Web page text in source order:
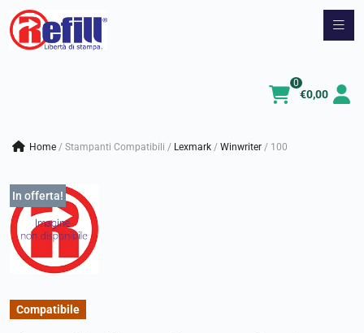
Vai
€0,00
0
Home / Stampanti Compatibili / lexmark / winwriter / 100
In offerta!
Compatibile